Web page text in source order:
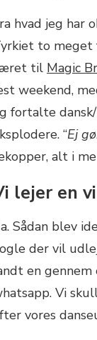
hvad jeg har
to meget
til Magic
weekend,
fortalte
“Ej
alt i
lejer en
Sådan blev
der vil
en
Vi
vores